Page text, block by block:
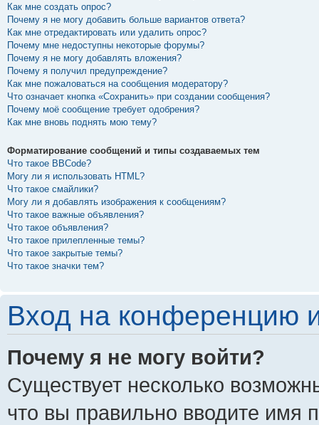
Как мне создать опрос?
Почему я не могу добавить больше вариантов ответа?
Как мне отредактировать или удалить опрос?
Почему мне недоступны некоторые форумы?
Почему я не могу добавлять вложения?
Почему я получил предупреждение?
Как мне пожаловаться на сообщения модератору?
Что означает кнопка «Сохранить» при создании сообщения?
Почему моё сообщение требует одобрения?
Как мне вновь поднять мою тему?
Форматирование сообщений и типы создаваемых тем
Что такое BBCode?
Могу ли я использовать HTML?
Что такое смайлики?
Могу ли я добавлять изображения к сообщениям?
Что такое важные объявления?
Что такое объявления?
Что такое прилепленные темы?
Что такое закрытые темы?
Что такое значки тем?
Вход на конференцию
Почему я не могу войти?
Существует несколько
что вы правильно вводите имя